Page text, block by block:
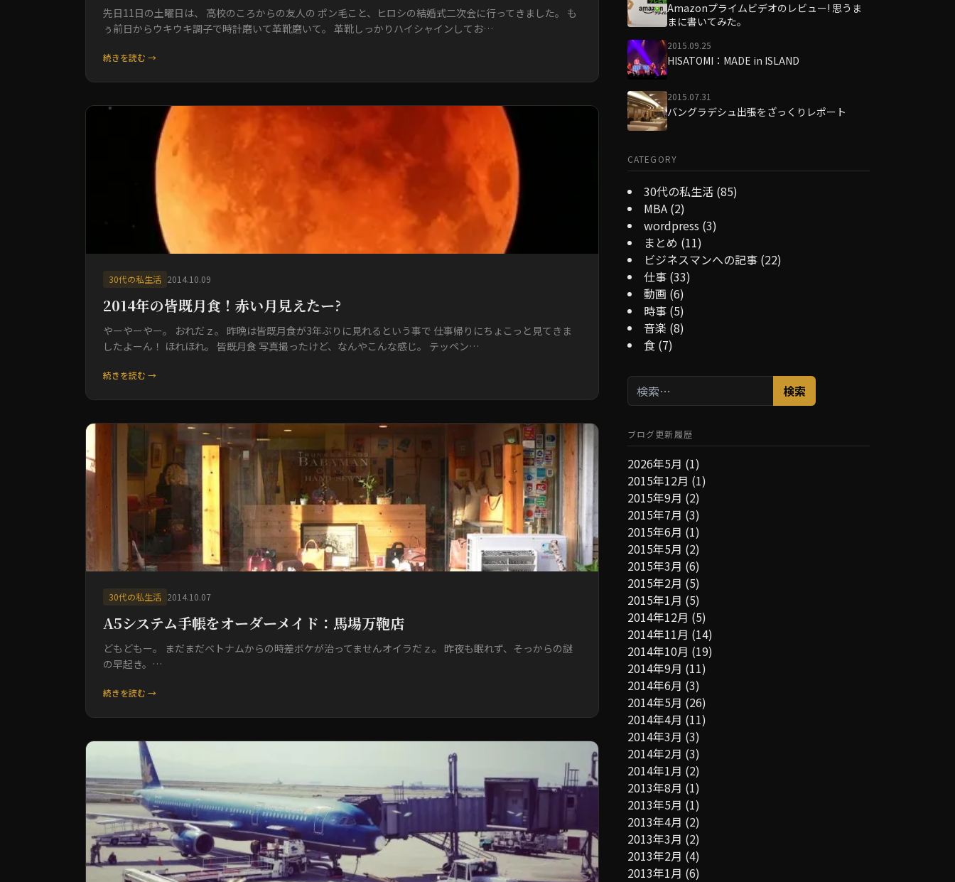
先日11日の土曜日は、 高校のころからの友人の ポン毛こと、ヒロシの結婚式二次会に行ってきました。 も
ぅ前日からウキウキ調子で時計磨いて革靴磨いて。 革靴しっかりハイシャインしてお…
続きを読む →
30代の私生活 2014.10.09
2014年の皆既月食！赤い月見えたー?
やーやーやー。 おれだｚ。 昨晩は皆既月食が3年ぶりに見れるという事で 仕事帰りにちょこっと見てきま
したよーん！ ほれほれ。 皆既月食 写真撮ったけど、なんやこんな感じ。 テッペン…
続きを読む →
30代の私生活 2014.10.07
A5システム手帳をオーダーメイド：馬場万鞄店
どもどもー。 まだまだベトナムからの時差ボケが治ってませんオイラだｚ。 昨夜も眠れず、そっからの謎
の早起き。…
続きを読む →
Amazonプライムビデオのレビュー! 思うま
まに書いてみた。
2015.09.25
HISATOMI：MADE in ISLAND
2015.07.31
バングラデシュ出張をざっくりレポート
CATEGORY
30代の私生活(85)
MBA(2)
wordpress (3)
まとめ (11)
ビジネスマンへの記事(22)
仕事(33)
動画 (6)
時事(5)
音楽 (8)
食(7)
検
索:
ブログ更新履歴
2026年5月 (1)
2015年12月 (1)
2015年9月 (2)
2015年7月 (3)
2015年6月 (1)
2015年5月 (2)
2015年3月 (6)
2015年2月 (5)
2015年1月 (5)
2014年12月 (5)
2014年11月 (14)
2014年10月 (19)
2014年9月 (11)
2014年6月 (3)
2014年5月 (26)
2014年4月 (11)
2014年3月 (3)
2014年2月 (3)
2014年1月 (2)
2013年8月 (1)
2013年5月 (1)
2013年4月 (2)
2013年3月 (2)
2013年2月 (4)
2013年1月 (6)